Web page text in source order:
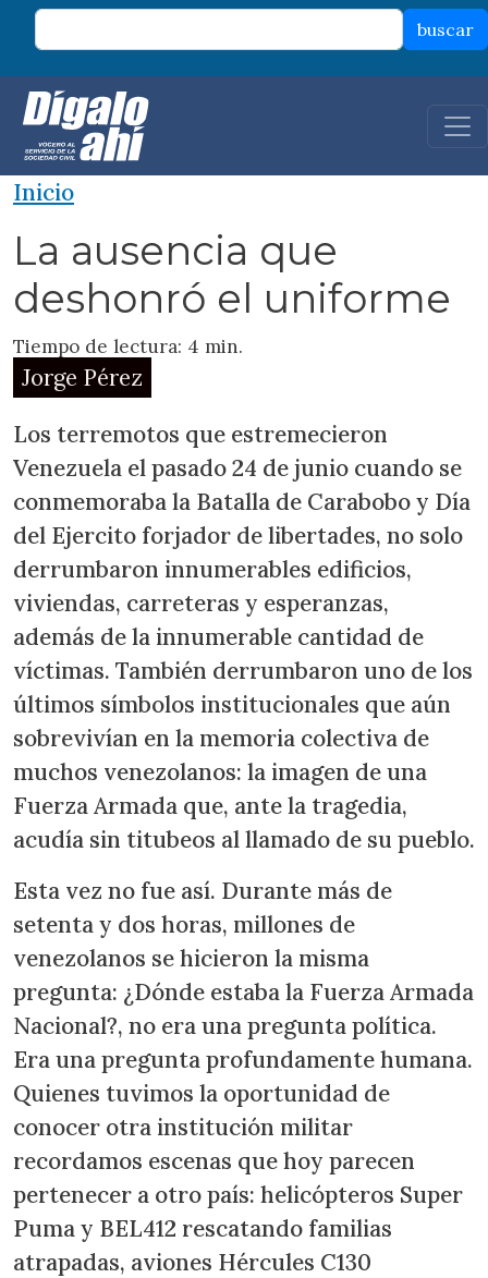
Pasar al contenido principal
buscar
Inicio
La ausencia que
deshonró el uniforme
Tiempo de lectura: 4 min.
Jorge Pérez
Los terremotos que estremecieron
Venezuela el pasado 24 de junio cuando se
conmemoraba la Batalla de Carabobo y Día
del Ejercito forjador de libertades, no solo
derrumbaron innumerables edificios,
viviendas, carreteras y esperanzas,
además de la innumerable cantidad de
víctimas. También derrumbaron uno de los
últimos símbolos institucionales que aún
sobrevivían en la memoria colectiva de
muchos venezolanos: la imagen de una
Fuerza Armada que, ante la tragedia,
acudía sin titubeos al llamado de su pueblo.
Esta vez no fue así. Durante más de
setenta y dos horas, millones de
venezolanos se hicieron la misma
pregunta: ¿Dónde estaba la Fuerza Armada
Nacional?, no era una pregunta política.
Era una pregunta profundamente humana.
Quienes tuvimos la oportunidad de
conocer otra institución militar
recordamos escenas que hoy parecen
pertenecer a otro país: helicópteros Super
Puma y BEL412 rescatando familias
atrapadas, aviones Hércules C130